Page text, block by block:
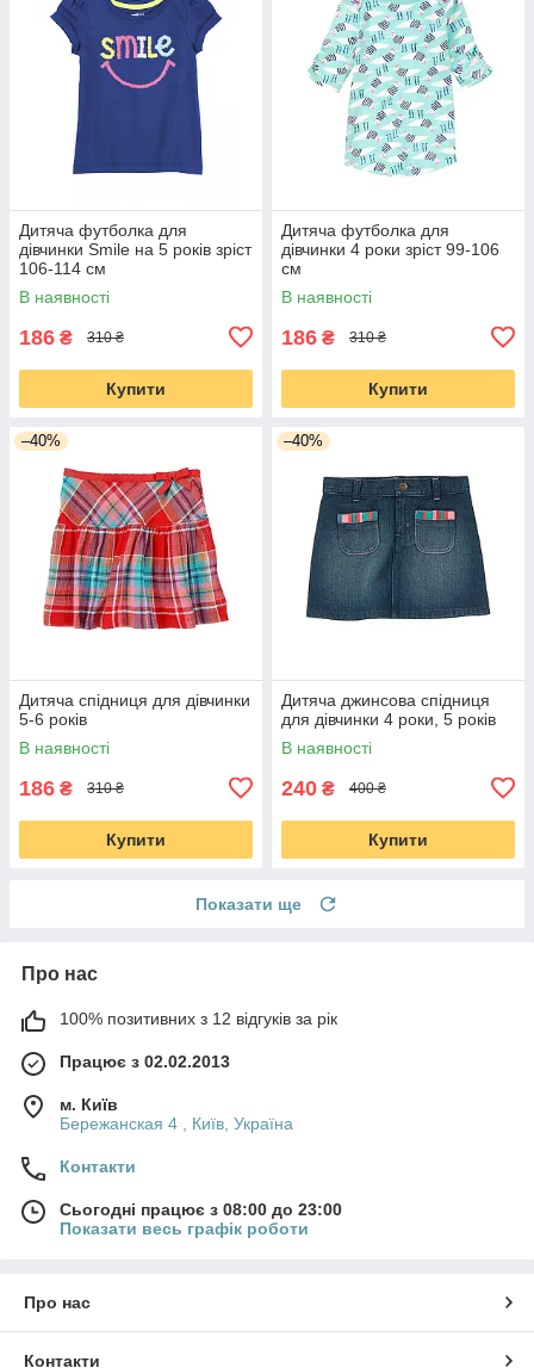
Дитяча футболка для
дівчинки Smile на 5 років зріст
106-114 см
В наявності
186 ₴ 310 ₴
Купити
Дитяча футболка для
дівчинки 4 роки зріст 99-106
см
В наявності
186 ₴ 310 ₴
Купити
–40%
Дитяча спідниця для дівчинки
5-6 років
В наявності
186 ₴ 310 ₴
Купити
–40%
Дитяча джинсова спідниця
для дівчинки 4 роки, 5 років
В наявності
240 ₴ 400 ₴
Купити
Показати ще
Про нас
100% позитивних з 12 відгуків за рік
Працює з 02.02.2013
м. Київ
Бережанская 4 , Київ, Україна
Контакти
Сьогодні працює з 08:00 до 23:00
Показати весь графік роботи
Про нас
Контакти